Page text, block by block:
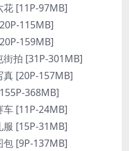
花 [11P-97MB]
115MB]
159MB]
街拍 [31P-301MB]
真 [20P-157MB]
368MB]
车 [11P-24MB]
服 [15P-31MB]
包 [9P-137MB]